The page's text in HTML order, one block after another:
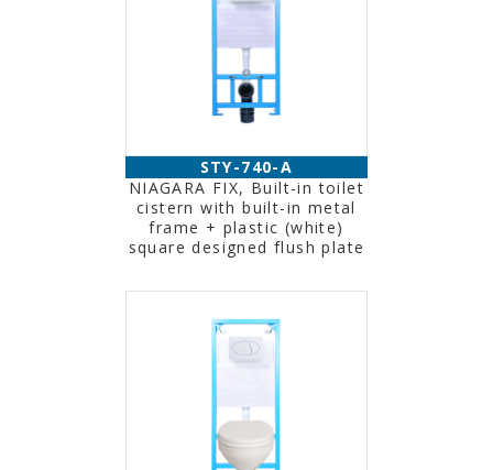
STY-740-A
NIAGARA FIX, Built-in toilet
cistern with built-in metal
frame + plastic (white)
square designed flush plate